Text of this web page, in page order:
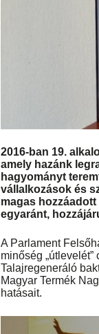
2016-ban 19.
amely hazánk
hagyományt
vállalkozások és
magas
egyaránt,
A Parlament
minőség
Talajregeneráló
Magyar Termék
hatásait.